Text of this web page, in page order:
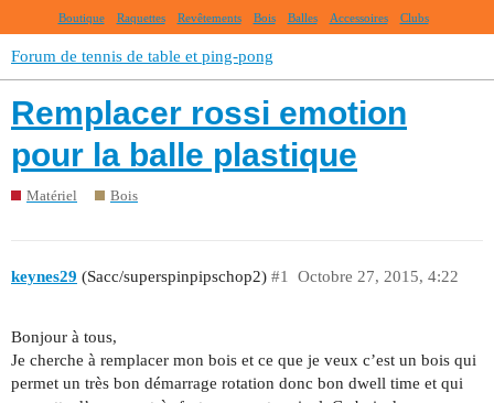
Boutique Raquettes Revêtements Bois Balles Accessoires Clubs
Forum de tennis de table et ping-pong
Remplacer rossi emotion
pour la balle plastique
Matériel Bois
keynes29 (Sacc/superspinpipschop2) Octobre 27, 2015, 4:22
#1
Bonjour à tous,
Je cherche à remplacer mon bois et ce que je veux c’est un bois qui
permet un très bon démarrage rotation donc bon dwell time et qui